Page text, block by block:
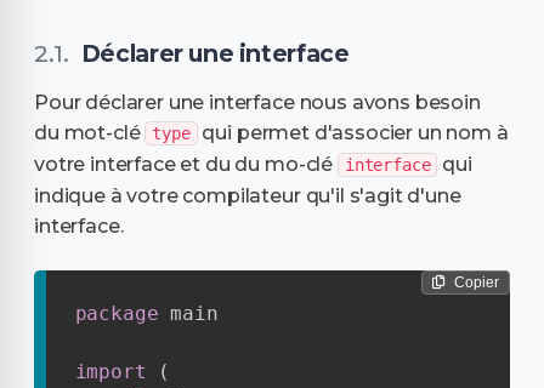
Déclarer une interface
Pour déclarer une interface nous avons besoin
du mot-clé
type
qui permet d'associer un nom à
votre interface et du du mo-clé
interface
qui
indique à votre compilateur qu'il s'agit d'une
interface.
Copier
package main
import
(